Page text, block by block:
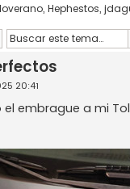
, Hephestos,
20:41
el embrague a mi